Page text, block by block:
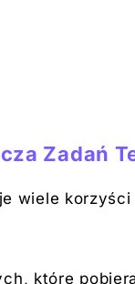
Zadań
wiele
które